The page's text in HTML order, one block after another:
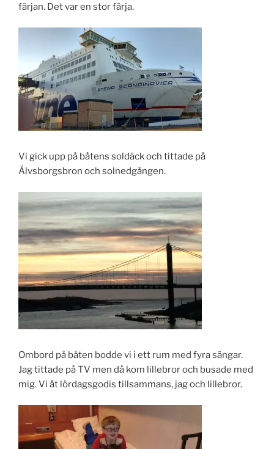
färjan. Det var en stor färja.
Vi gick upp på båtens soldäck och tittade på
Älvsborgsbron och solnedgången.
Ombord på båten bodde vi i ett rum med fyra sängar.
Jag tittade på TV men då kom lillebror och busade med
mig. Vi åt lördagsgodis tillsammans, jag och lillebror.